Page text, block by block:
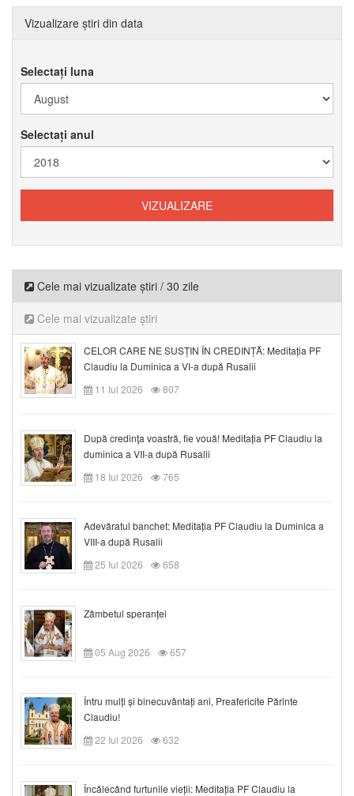
Vizualizare știri din data
Selectați luna
Selectați anul
Cele mai vizualizate știri / 30 zile
Cele mai vizualizate știri
CELOR CARE NE SUSȚIN ÎN CREDINȚĂ: Meditația PF
Claudiu la Duminica a VI-a după Rusalii
11 Iul 2026
807
După credinţa voastră, fie vouă! Meditația PF Claudiu la
duminica a VII-a după Rusalii
18 Iul 2026
765
Adevăratul banchet: Meditația PF Claudiu la Duminica a
VIII-a după Rusalii
25 Iul 2026
658
Zâmbetul speranței
05 Aug 2026 657
Întru mulți și binecuvântați ani, Preafericite Părinte
Claudiu!
22 Iul 2026
632
Încălecând furtunile vieții: Meditația PF Claudiu la